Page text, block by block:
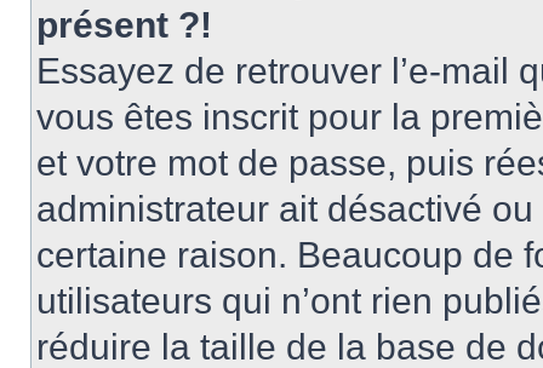
présent ?!
Essayez de retrouver l’e-mail
vous êtes inscrit pour la
et votre mot de passe, puis
administrateur ait désactivé
certaine raison. Beaucoup de
utilisateurs qui n’ont rien
réduire la taille de la base de